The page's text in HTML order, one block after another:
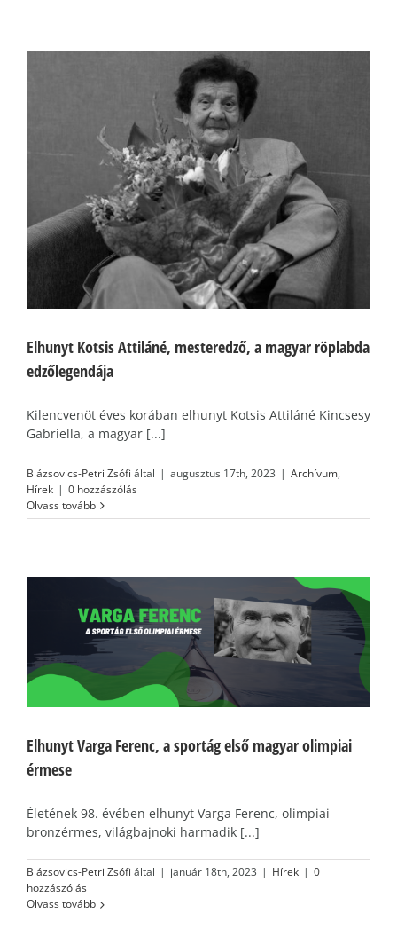
Elhunyt Kotsis Attiláné, mesteredző, a magyar röplabda
edzőlegendája
Kilencvenöt éves korában elhunyt Kotsis Attiláné Kincsesy
Gabriella, a magyar [...]
Blázsovics-Petri Zsófi által | augusztus 17th, 2023 | Archívum,
Hírek | 0 hozzászólás
Olvass tovább
Elhunyt Varga Ferenc, a sportág első magyar olimpiai
érmese
Életének 98. évében elhunyt Varga Ferenc, olimpiai
bronzérmes, világbajnoki harmadik [...]
Blázsovics-Petri Zsófi által | január 18th, 2023 | Hírek | 0
hozzászólás
Olvass tovább